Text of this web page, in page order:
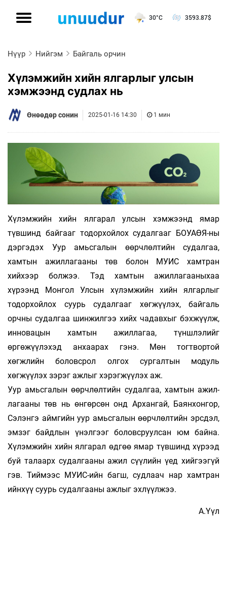
30°C 3593.87$
Нүүр Нийгэм Байгаль орчин
Хүлэмжийн хийн ялгарлыг улсын
хэмжээнд судлах нь
Өнөөдөр сонин 2025-01-16 14:30 1 мин
Хүлэмжийн хийн ялгарал улсын хэмжээнд ямар
түвшинд байгааг тодорхойлох судалгааг БОУАӨЯ-ны
дэргэдэх Уур амьсгалын өөрчлөлтийн судалгаа,
хамтын ажиллагааны төв болон МУИС хамтран
хийхээр болжээ. Тэд хамтын ажиллагааныхаа
хүрээнд Монгол Улсын хүлэмжийн хийн ялгарлыг
тодорхойлох суурь судалгааг хөгжүүлэх, байгаль
орчны судалгаа шинжилгээ хийх чадавхыг бэхжүүлж,
инновацын хамтын ажиллагаа, түншлэлийг
өргөжүүлэхэд анхаарах гэнэ. Мөн тогтвортой
хөгжлийн боловсрол олгох сургалтын модуль
хөгжүүлэх зэрэг ажлыг хэрэгжүүлэх аж.
Уур амьсгалын өөрчлөлтийн судалгаа, хамтын ажил­
ла­гааны төв нь өнгөрсөн онд Архангай, Баянхонгор,
Сэлэнгэ айм­гийн уур амьсгалын өөрчлөлтийн эрсдэл,
эмзэг байдлын үнэл­гээг боловсруулсан юм байна.
Хүлэмжийн хийн ялгарал өдгөө ямар түвшинд хүрээд
буй талаарх судалгааны ажил сүү­лийн үед хийгээгүй
гэв. Тиймээс МУИС-ийн багш, суд­лаач нар хамтран
ийнхүү суурь судалгааны ажлыг эх­лүүлжээ.
А.Үүл